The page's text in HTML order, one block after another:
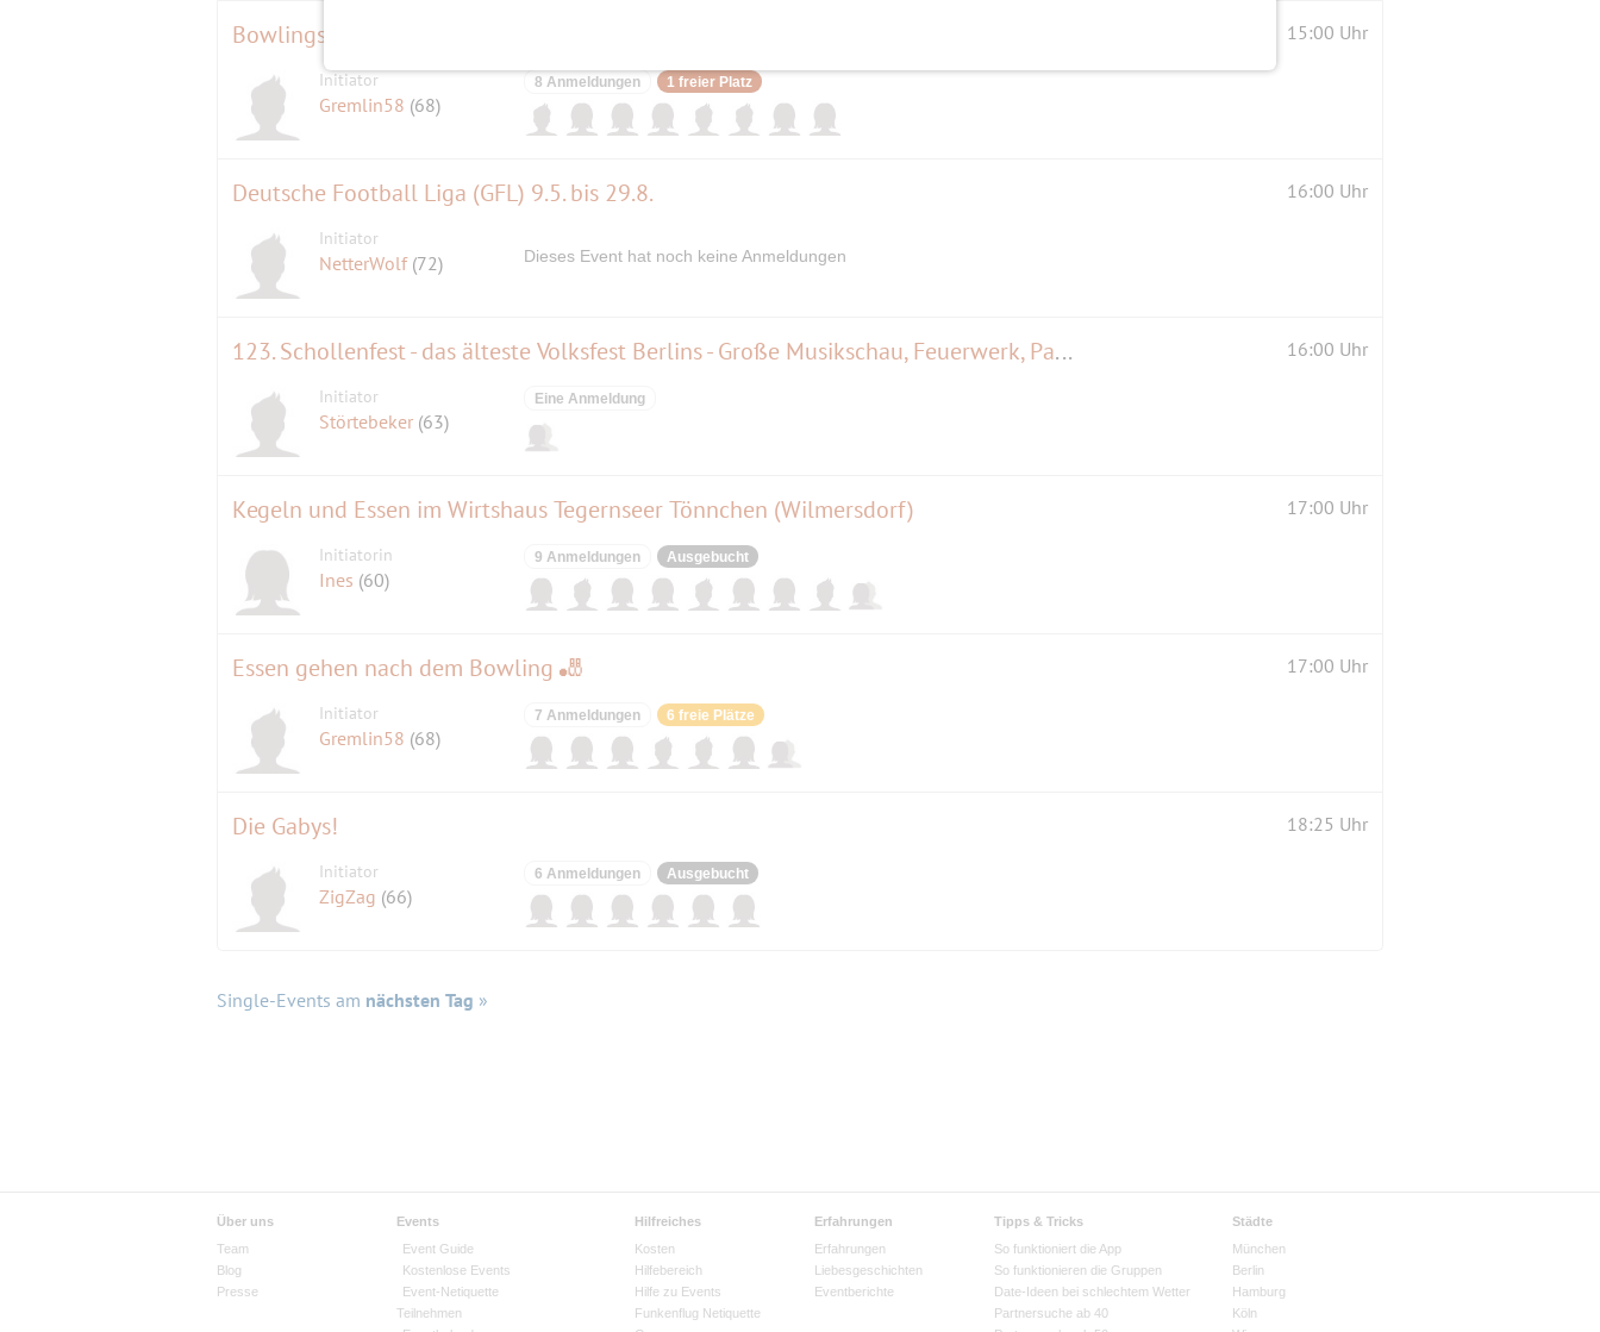
Bowlingspass am Samstagnachmittag 15:00 Uhr
Initiator
Gremlin58 (68)
8 Anmeldungen 1 freier Platz
Deutsche Football Liga (GFL) 9.5. bis 29.8. 16:00 Uhr
Initiator
NetterWolf (72) Dieses Event hat noch keine Anmeldungen
123. Schollenfest - das älteste Volksfest Berlins - Große Musikschau, Feuerwerk, Party usw 16:00 Uhr
Initiator
Störtebeker (63)
Eine Anmeldung
Kegeln und Essen im Wirtshaus Tegernseer Tönnchen (Wilmersdorf) 17:00 Uhr
Initiatorin
Ines (60)
9 Anmeldungen Ausgebucht
Essen gehen nach dem Bowling 🎳 17:00 Uhr
Initiator
Gremlin58 (68)
7 Anmeldungen 6 freie Plätze
Die Gabys! 18:25 Uhr
Initiator
ZigZag (66)
6 Anmeldungen Ausgebucht
Single-Events am nächsten Tag »
Über uns
Team
Blog
Presse
Events
Event Guide
Kostenlose Events
Event-Netiquette
Teilnehmen
Hilfreiches
Kosten
Hilfebereich
Hilfe zu Events
Funkenflug Netiquette
Erfahrungen
Erfahrungen
Liebesgeschichten
Eventberichte
Tipps & Tricks
So funktioniert die App
So funktionieren die Gruppen
Date-Ideen bei schlechtem Wetter
Partnersuche ab 40
Städte
München
Berlin
Hamburg
Köln